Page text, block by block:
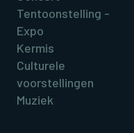
Tentoonstelling -
Expo
Kermis
Culturele
voorstellingen
Muziek